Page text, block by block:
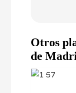
Otros
de